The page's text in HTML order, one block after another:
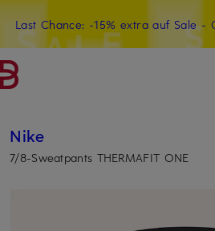
ZUM HAUPTINHALT ÜBERSPRINGEN
Last Chance: -15% extra auf Sale-
15€-Willkommensgutschein mit
Nike
7/8-Sweatpants THERMAFIT ONE